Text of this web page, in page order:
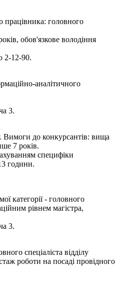
працівника: головного
обов'язкове володіння
2-12-90.
аналітичного
3.
Вимоги до конкурсантів: вища
7 років.
специфіки
години.
категорії - головного
рівнем магістра,
3.
спеціаліста відділу
роботи на посаді провідного